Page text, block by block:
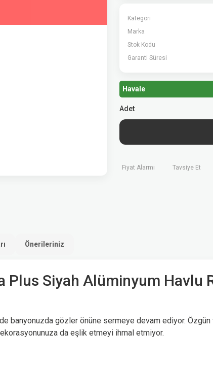
Kategori
Marka
Stok Kodu
Garanti Süresi
Havale
Adet
Fiyat Alarmı Tavsiye Et
Önerileriniz
Plus Siyah Alüminyum Havlu
banyonuzda gözler önüne sermeye devam ediyor.
da eşlik etmeyi ihmal etmiyor.